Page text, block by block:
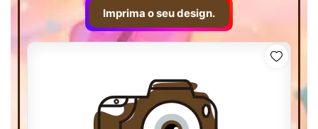
Imprima o seu design.